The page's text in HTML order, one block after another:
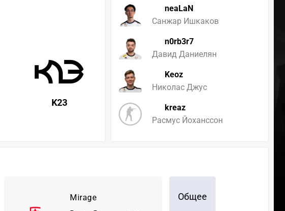
neaLaN
Санжар Ишкаков
n0rb3r7
Давид Даниелян
Keoz
Николас Джус
kreaz
Расмус Йоханссон
K23
Mirage Общее